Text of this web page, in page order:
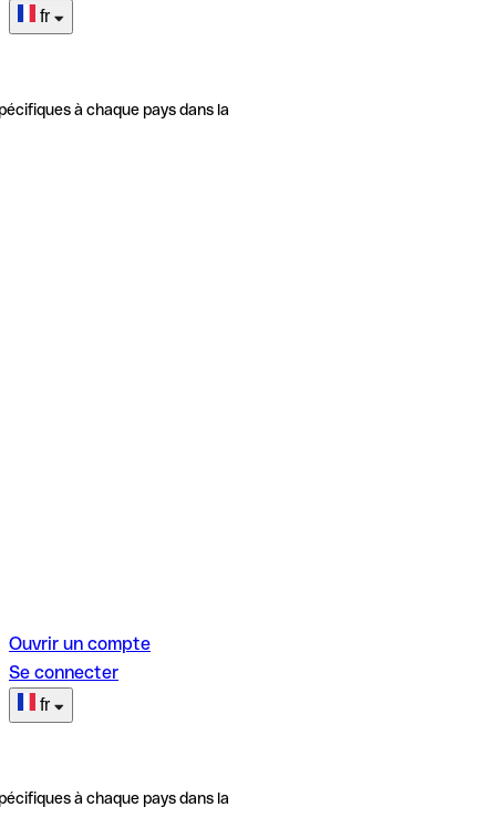
fr
à chaque pays dans la
Ouvrir un compte
Se connecter
fr
à chaque pays dans la